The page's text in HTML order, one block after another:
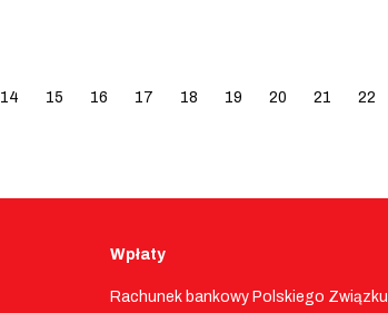
14 15 16 17 18 19 20 21 22
Wpłaty
Rachunek bankowy Polskiego Związku